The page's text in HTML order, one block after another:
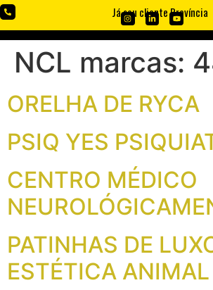
Já sou cliente Província
NCL marcas:
ORELHA DE RYCA
PSIQ YES
CENTRO MÉDICO
PATINHAS DE
ESTÉTICA ANIMAL